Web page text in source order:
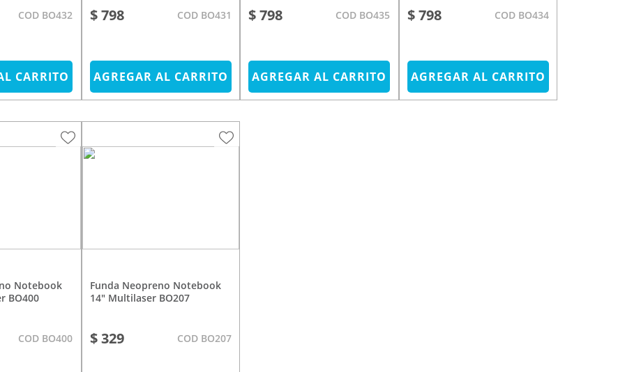
COD BO432
CARRITO
$ 798 COD BO431
AGREGAR AL CARRITO
$ 798 COD BO435
AGREGAR AL CARRITO
$ 798 COD BO434
AGREGAR AL CARRITO
BO400
COD BO400
Funda Neopreno Notebook
14" Multilaser BO207
$ 329 COD BO207